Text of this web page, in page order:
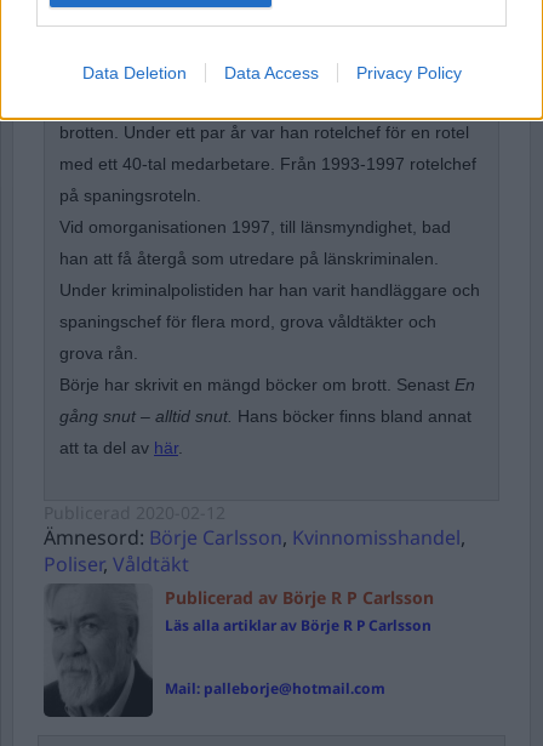
Data Deletion Data Access Privacy Policy
Börje Carlsson
har under nästan hela sin tid inom
brotten. Under ett par år var han rotelchef för en rotel
med ett 40-tal medarbetare. Från 1993-1997 rotelchef
på spaningsroteln.
Vid omorganisationen 1997, till länsmyndighet, bad
han att få återgå som utredare på länskriminalen.
Under kriminalpolistiden har han varit handläggare och
spaningschef för flera mord, grova våldtäkter och
grova rån.
Börje har skrivit en mängd böcker om brott. Senast En
gång snut – alltid snut. Hans böcker finns bland annat
att ta del av här.
Ämnesord: Börje Carlsson, Kvinnomisshandel,
Poliser, Våldtäkt
Publicerad av Börje R P Carlsson
Läs alla artiklar av Börje R P Carlsson
Mail: palleborje@hotmail.com